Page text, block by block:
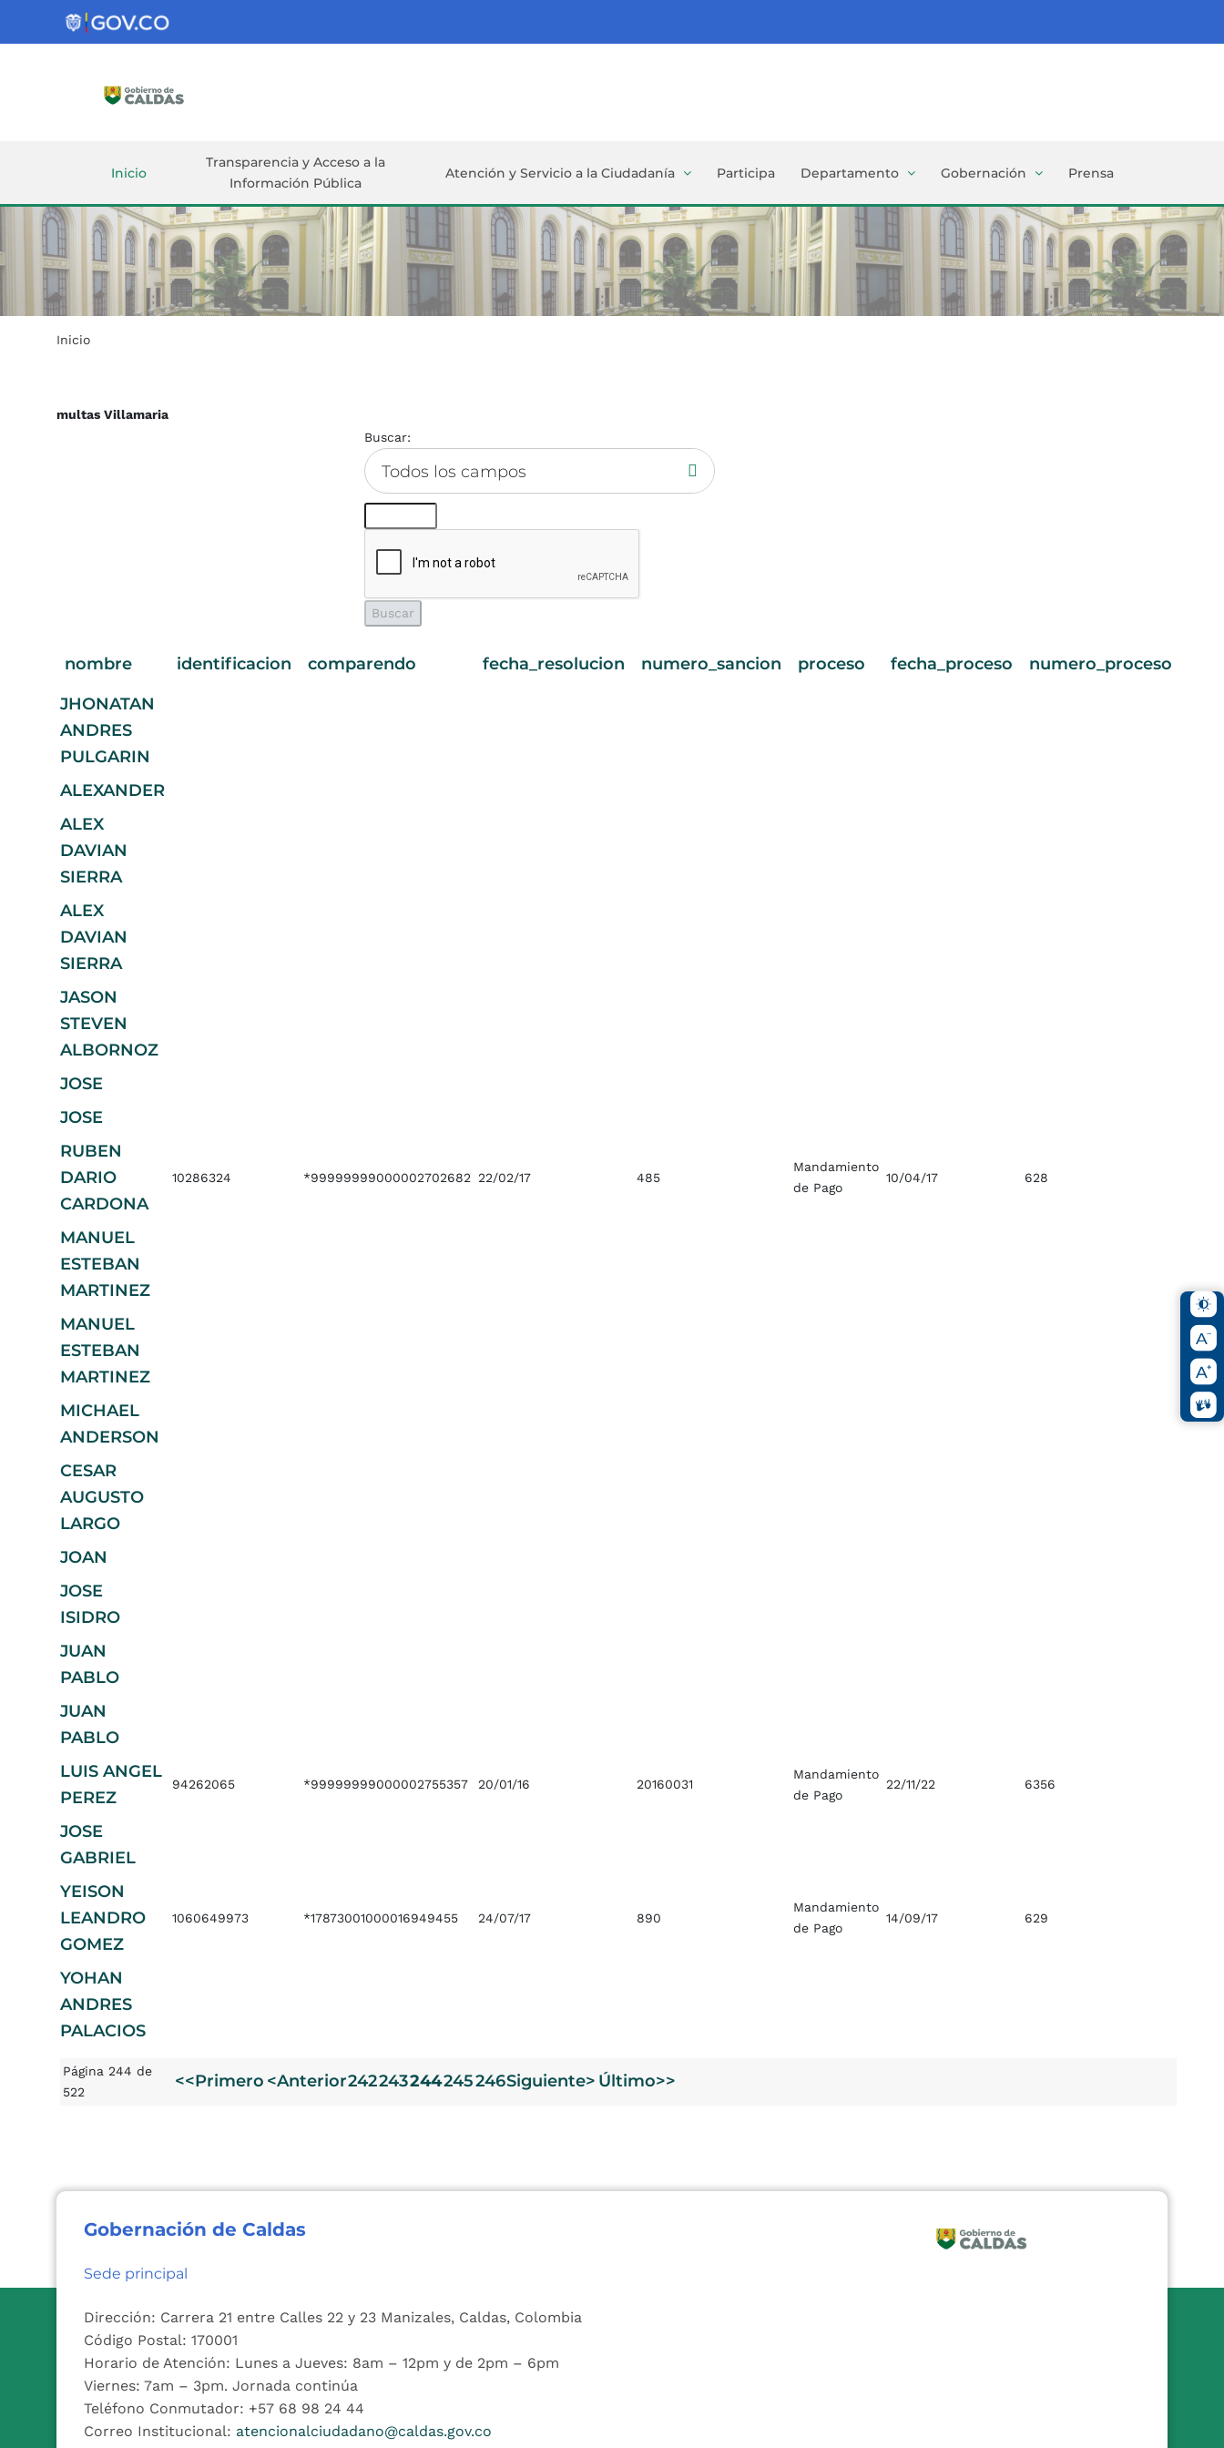
Gobernación
Inicio
Transparencia y Acceso a la
Información Pública
Atención y Servicio a la Ciudadanía Participa Departamento Gobernación Prensa
Inicio
multas Villamaria
Buscar:
Todos los campos
nombre identificacion comparendo fecha_resolucion numero_sancion proceso fecha_proceso
numero_proceso
JHONATAN
ANDRES
PULGARIN
ALEXANDER
ALEX
DAVIAN
SIERRA
ALEX
DAVIAN
SIERRA
JASON
STEVEN
ALBORNOZ
JOSE
JOSE
RUBEN
DARIO
CARDONA
10286324 *99999999000002702682 22/02/17 485
Mandamiento
de Pago
10/04/17 628
MANUEL
ESTEBAN
MARTINEZ
MANUEL
ESTEBAN
MARTINEZ
MICHAEL
ANDERSON
CESAR
AUGUSTO
LARGO
JOAN
JOSE
ISIDRO
JUAN
PABLO
JUAN
PABLO
LUIS ANGEL
PEREZ
94262065 *99999999000002755357 20/01/16 20160031
Mandamiento
de Pago
22/11/22 6356
JOSE
GABRIEL
YEISON
LEANDRO
GOMEZ
1060649973 *17873001000016949455 24/07/17 890
Mandamiento
de Pago
14/09/17 629
YOHAN
ANDRES
PALACIOS
Página 244 de
522
<<Primero <Anterior242243244245246Siguiente> Último>>
Gobernación de Caldas
Sede principal
Dirección: Carrera 21 entre Calles 22 y 23 Manizales, Caldas, Colombia
Código Postal: 170001
Horario de Atención: Lunes a Jueves: 8am – 12pm y de 2pm – 6pm
Viernes: 7am – 3pm. Jornada continúa
Teléfono Conmutador: +57 68 98 24 44
Correo Institucional: atencionalciudadano@caldas.gov.co